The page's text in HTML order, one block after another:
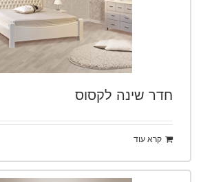
חדר שינה לקסוס
קרא עוד